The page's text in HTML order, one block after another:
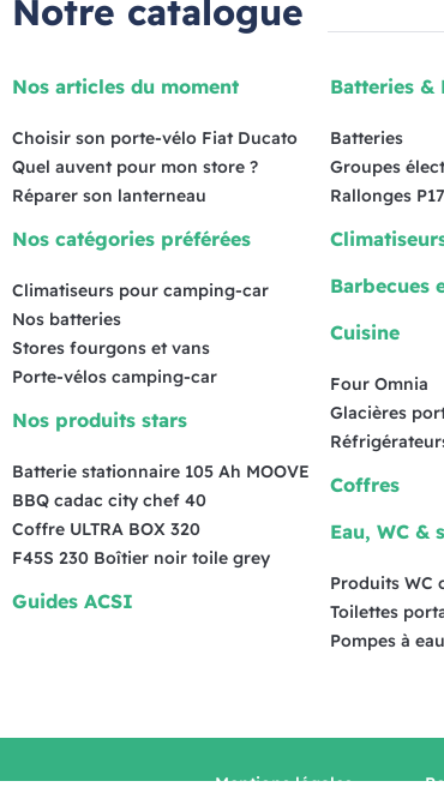
Notre catalogue
Nos articles du moment
Choisir son porte-vélo Fiat Ducato
Quel auvent pour mon store ?
Réparer son lanterneau
Nos catégories préférées
Climatiseurs pour camping-car
Nos batteries
Stores fourgons et vans
Porte-vélos camping-car
Nos produits stars
Batterie stationnaire 105 Ah MOOVE
BBQ cadac city chef 40
Coffre ULTRA BOX 320
F45S 230 Boîtier noir toile grey
Guides ACSI
Batteries &
Batteries
Groupes
Rallonges P17
Barbecues
Cuisine
Four Omnia
Glacières
Coffres
Eau, WC &
Produits WC
Toilettes
Pompes à